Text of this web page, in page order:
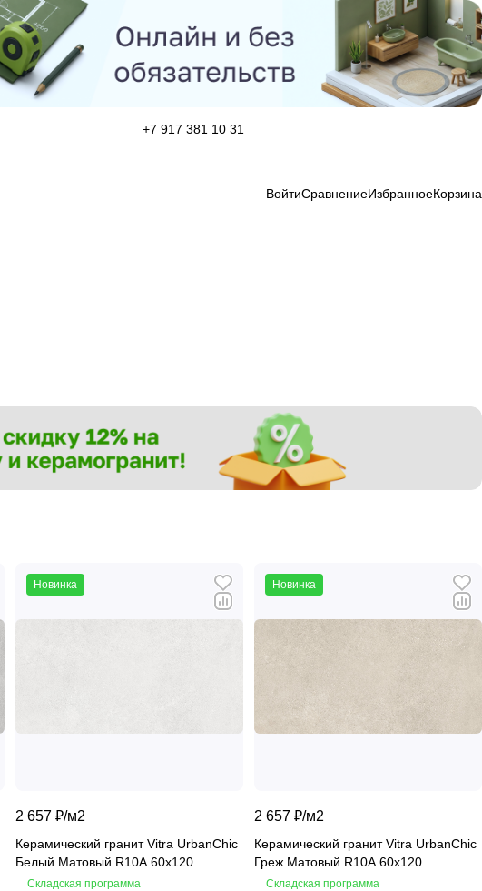
+7 917 381 10 31
ВойтиСравнениеИзбранноеКорзина
Новинка
2 657 ₽/м2
Керамический гранит Vitra UrbanChic
Белый Матовый R10A 60х120
Складская программа
Новинка
2 657 ₽/м2
Керамический гранит Vitra UrbanChic
Греж Матовый R10A 60х120
Складская программа